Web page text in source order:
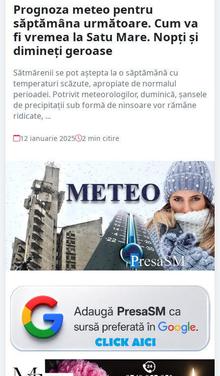
Prognoza meteo pentru
săptămâna următoare. Cum va
fi vremea la Satu Mare. Nopți și
dimineți geroase
Sătmărenii se pot aștepta la o săptămână cu
temperaturi scăzute, apropiate de normalul
perioadei. Potrivit meteorologilor, duminică, șansele
de precipitații sub formă de ninsoare vor rămâne
ridicate, ...
12 ianuarie 2025 2 min citire